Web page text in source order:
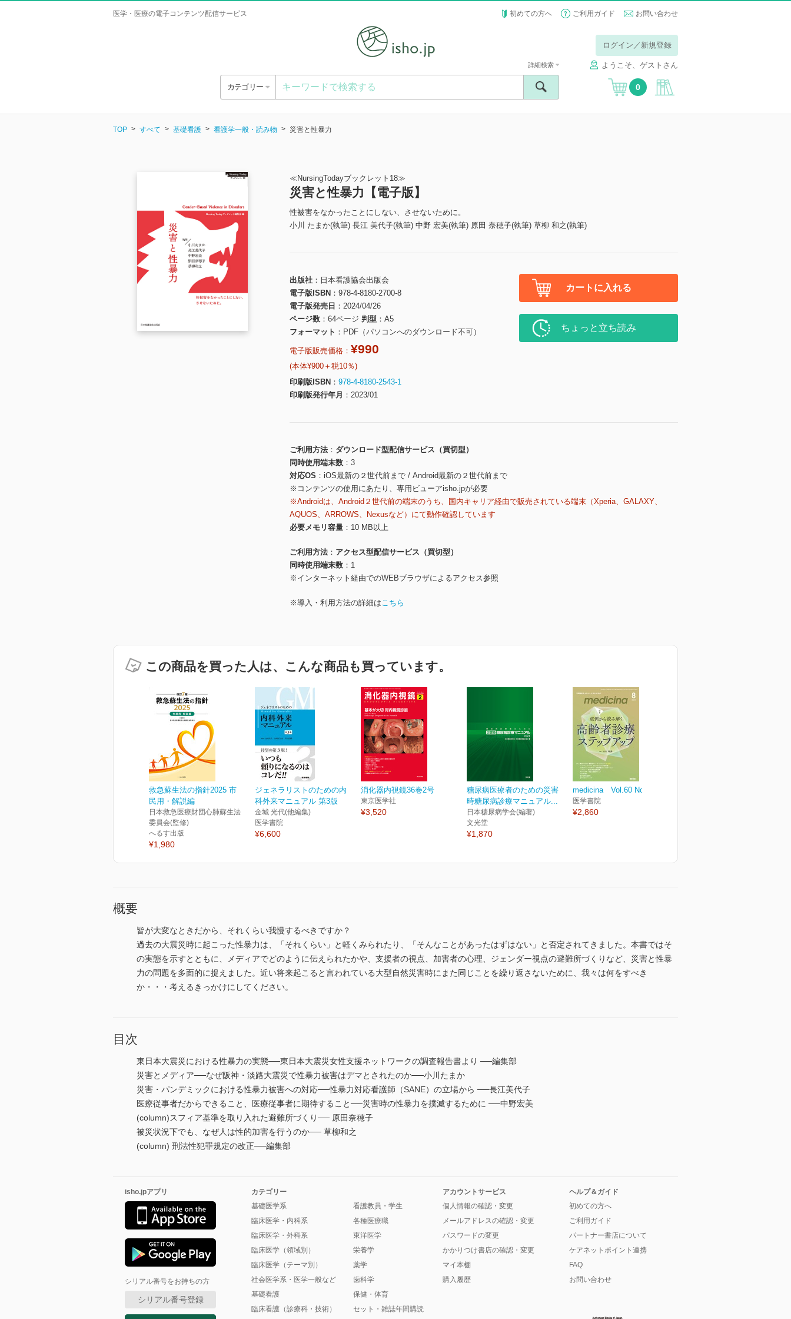
医学・医療の電子コンテンツ配信サービス 初めての方へ ご利用ガイド お問い合わせ
ログイン／新規登録
ようこそ、ゲストさん
カテゴリー
詳細検索
0
TOP すべて 基礎看護 看護学一般・読み物 災害と性暴力
≪NursingTodayブックレット18≫
災害と性暴力【電子版】
性被害をなかったことにしない、させないために。
小川 たまか(執筆) 長江 美代子(執筆) 中野 宏美(執筆) 原田 奈穂子(執筆) 草柳 和之(執筆)
出版社
日本看護協会出版会
電子版ISBN
978-4-8180-2700-8
電子版発売日
2024/04/26
ページ数
64ページ 判型
A5
フォーマット
PDF（パソコンへのダウンロード不可）
電子版販売価格： ¥990
(本体¥900＋税10％)
印刷版ISBN
978-4-8180-2543-1
印刷版発行年月
2023/01
カートに入れる
ちょっと立ち読み
ご利用方法
ダウンロード型配信サービス（買切型）
同時使用端末数
3
対応OS
iOS最新の２世代前まで / Android最新の２世代前まで
※コンテンツの使用にあたり、専用ビューアisho.jpが必要
※Androidは、Android２世代前の端末のうち、国内キャリア経由で販売されている端末（Xperia、GALAXY、
AQUOS、ARROWS、Nexusなど）にて動作確認しています
必要メモリ容量
10 MB以上
ご利用方法
アクセス型配信サービス（買切型）
同時使用端末数
1
※インターネット経由でのWEBブラウザによるアクセス参照
※導入・利用方法の詳細はこちら
この商品を買った人は、こんな商品も買っています。
救急蘇生法の指針2025 市
民用・解説編
日本救急医療財団心肺蘇生法
委員会(監修)
へるす出版
¥1,980
ジェネラリストのための内
科外来マニュアル 第3版
金城 光代(他編集)
医学書院
¥6,600
消化器内視鏡36巻2号
東京医学社
¥3,520
糖尿病医療者のための災害
時糖尿病診療マニュアル...
日本糖尿病学会(編著)
文光堂
¥1,870
medicina Vol.60 No.9
医学書院
¥2,860
概要
皆が大変なときだから、それくらい我慢するべきですか？
過去の大震災時に起こった性暴力は、「それくらい」と軽くみられたり、「そんなことがあったはずはない」と否定されてきました。本書ではそ
の実態を示すとともに、メディアでどのように伝えられたかや、支援者の視点、加害者の心理、ジェンダー視点の避難所づくりなど、災害と性暴
力の問題を多面的に捉えました。近い将来起こると言われている大型自然災害時にまた同じことを繰り返さないために、我々は何をすべき
か・・・考えるきっかけにしてください。
目次
東日本大震災における性暴力の実態──東日本大震災女性支援ネットワークの調査報告書より ──編集部
災害とメディア──なぜ阪神・淡路大震災で性暴力被害はデマとされたのか──小川たまか
災害・パンデミックにおける性暴力被害への対応──性暴力対応看護師（SANE）の立場から ──⾧江美代子
医療従事者だからできること、医療従事者に期待すること──災害時の性暴力を撲滅するために ──中野宏美
(column)スフィア基準を取り入れた避難所づくり── 原田奈穂子
被災状況下でも、なぜ人は性的加害を行うのか── 草柳和之
(column) 刑法性犯罪規定の改正──編集部
isho.jpアプリ
シリアル番号をお持ちの方
シリアル番号登録
カテゴリー
基礎医学系
臨床医学・内科系
臨床医学・外科系
臨床医学（領域別）
臨床医学（テーマ別）
社会医学系・医学一般など
基礎看護
臨床看護（診療科・技術）
看護教員・学生
各種医療職
東洋医学
栄養学
薬学
歯科学
保健・体育
セット・雑誌年間購読
アカウントサービス
個人情報の確認・変更
メールアドレスの確認・変更
パスワードの変更
かかりつけ書店の確認・変更
マイ本棚
購入履歴
ヘルプ＆ガイド
初めての方へ
ご利用ガイド
パートナー書店について
ケアネットポイント連携
FAQ
お問い合わせ